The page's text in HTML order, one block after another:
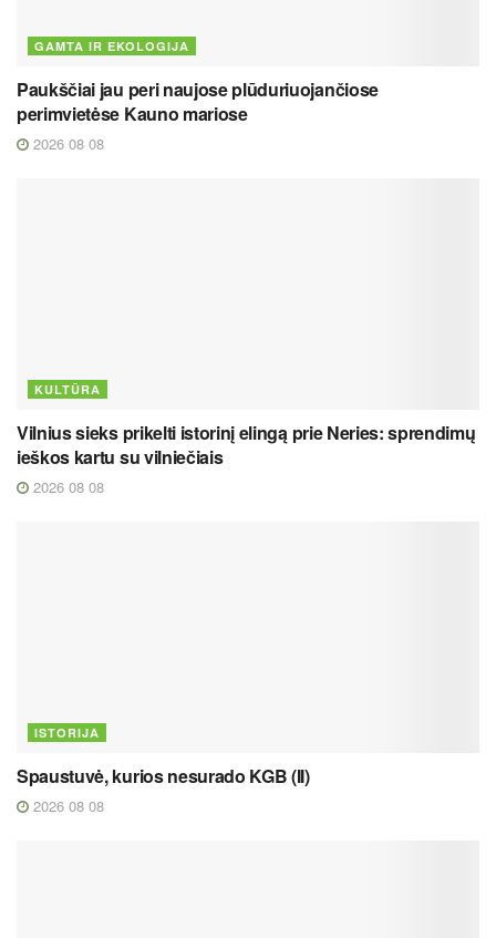
GAMTA IR EKOLOGIJA
Paukščiai jau peri naujose plūduriuojančiose
perimvietėse Kauno mariose
2026 08 08
KULTŪRA
Vilnius sieks prikelti istorinį elingą prie Neries: sprendimų
ieškos kartu su vilniečiais
2026 08 08
ISTORIJA
Spaustuvė, kurios nesurado KGB (II)
2026 08 08